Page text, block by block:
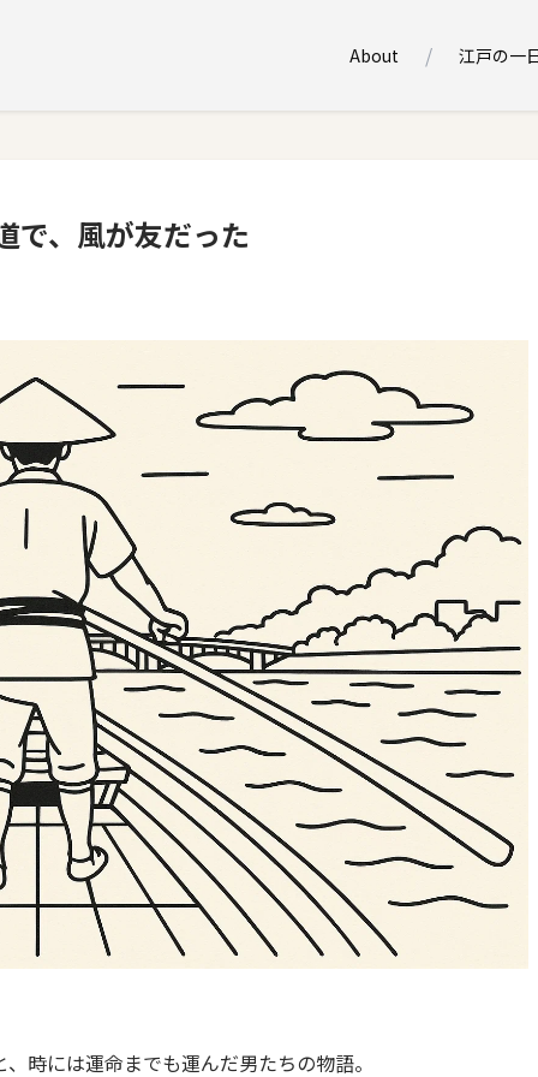
About 江戸の一
で、風が友だった
時には運命までも運んだ男たちの物語。